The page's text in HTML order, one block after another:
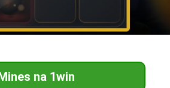
na 1win